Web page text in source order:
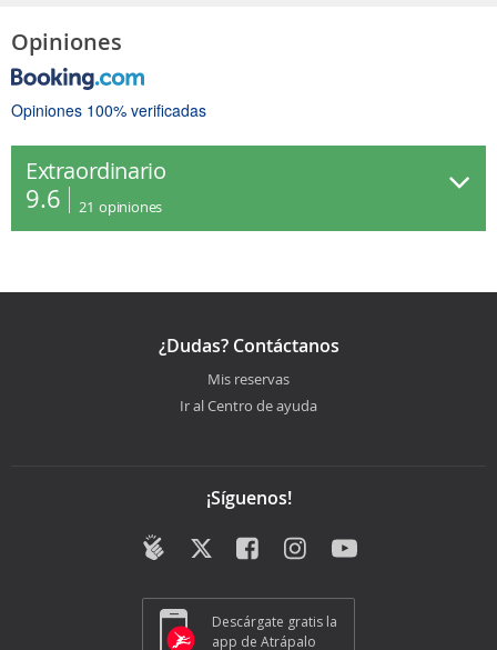
Opiniones
Opiniones 100% verificadas
Extraordinario
9.6 21 opiniones
¿Dudas? Contáctanos
Mis reservas
Ir al Centro de ayuda
¡Síguenos!
Descárgate gratis la
app de Atrápalo